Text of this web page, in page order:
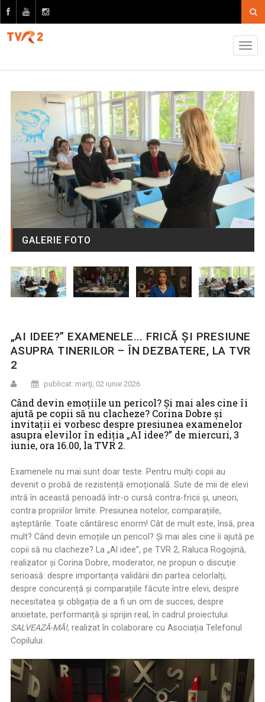
GALERIE FOTO
„AI IDEE?” EXAMENELE... FRICĂ ŞI PRESIUNE
ASUPRA TINERILOR – ÎN DEZBATERE, LA TVR
2
publicat: marţi, 02 iunie 2026
Când devin emoțiile un pericol? Și mai ales cine îi
ajută pe copii să nu clacheze? Corina Dobre şi
invitaţii ei vorbesc despre presiunea examenelor
asupra elevilor în ediția „AI idee?” de miercuri, 3
iunie, ora 16.00, la TVR 2.
Examenele nu mai sunt doar teste. Pentru mulți copii au
devenit o probă de rezistență emoțională. Sute de mii de elevi
intră în această perioadă într-o cursă contra-fricii și, uneori,
contra propriilor limite. Presiunea notelor, comparațiile,
așteptările. Toate cântăresc enorm! Cât de mult este, însă, prea
mult? Când devin emoțiile un pericol? Și mai ales cine îi ajută pe
copii să nu clacheze? La „AI idee”, pe TVR 2, Raluca Rogojină,
realizator şi Corina Dobre, moderator, ne propun o discuţie
serioasă: despre importanța validării din partea celorlalți,
despre concurență și comparațiile făcute între elevi, despre
necesitatea și obligația de a fi un om de succes, despre
anxietate, performanță și sprijin real, în cadrul proiectului
SALVEAZĂ-MĂ!, realizat în colaborare cu Asociația Telefonul
Copilului.